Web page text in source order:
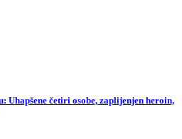
Uhapšene četiri osobe, zaplijenjen heroin,